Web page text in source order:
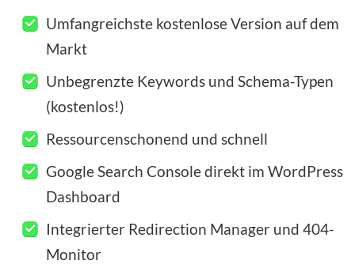
Umfangreichste kostenlose Version auf dem
Markt
Unbegrenzte Keywords und Schema-Typen
(kostenlos!)
Ressourcenschonend und schnell
Google Search Console direkt im WordPress
Dashboard
Integrierter Redirection Manager und 404-
Monitor